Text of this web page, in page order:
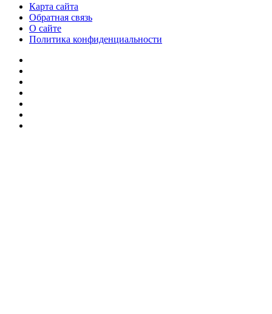
Карта сайта
Обратная связь
О сайте
Политика конфиденциальности